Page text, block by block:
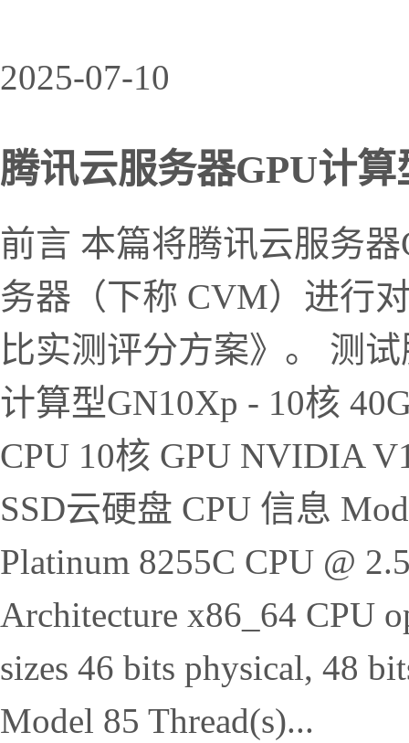
2025-07-10
腾讯云服务器GPU计
前言 本篇将腾讯云服务
务器（下称 CVM）进行
比实测评分方案》。 测
计算型GN10Xp - 10核
CPU 10核 GPU NVIDIA
SSD云硬盘 CPU 信息
Platinum 8255C CPU @
Architecture x86_64 CPU
sizes 46 bits physical, 48
Model 85 Thread(s)...